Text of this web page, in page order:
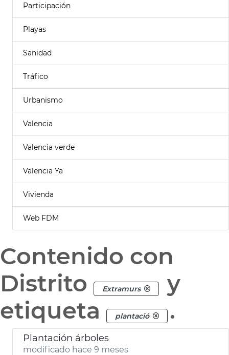
Participación
Playas
Sanidad
Tráfico
Urbanismo
Valencia
Valencia verde
Valencia Ya
Vivienda
Web FDM
Contenido con
Distrito
Extramurs
y
etiqueta
plantació .
Plantación árboles
modificado hace 9 meses